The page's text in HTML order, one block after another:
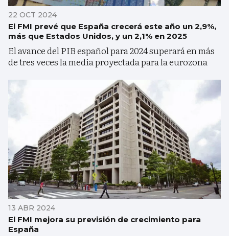
22 OCT 2024
El FMI prevé que España crecerá este año un 2,9%,
más que Estados Unidos, y un 2,1% en 2025
El avance del PIB español para 2024 superará en más
de tres veces la media proyectada para la eurozona
13 ABR 2024
El FMI mejora su previsión de crecimiento para
España